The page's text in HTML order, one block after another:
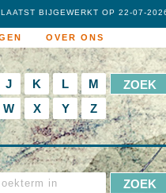
OVER ONS
LAATST BIJGEWERKT OP 22-07-
J K L
M
W X Y Z